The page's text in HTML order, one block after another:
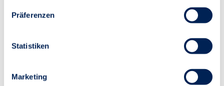
Präferenzen
Statistiken
Marketing